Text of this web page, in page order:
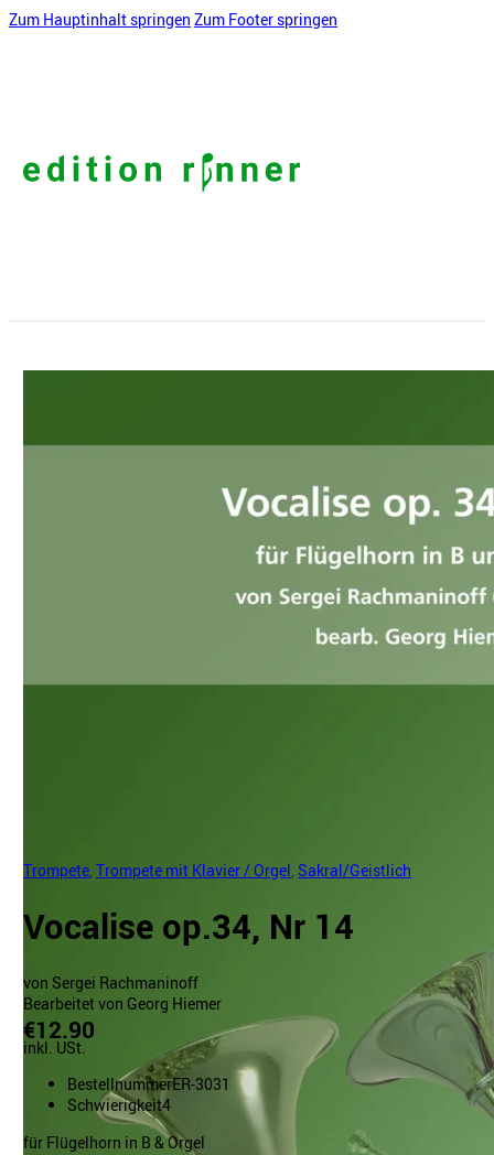
Zum Hauptinhalt springen Zum Footer springen
Trompete ,Trompete mit Klavier / Orgel ,Sakral/Geistlich
Vocalise op.34, Nr 14
von Sergei Rachmaninoff
Bearbeitet von Georg Hiemer
€12.90
inkl. USt.
BestellnummerER-3031
Schwierigkeit4
für Flügelhorn in B & Orgel